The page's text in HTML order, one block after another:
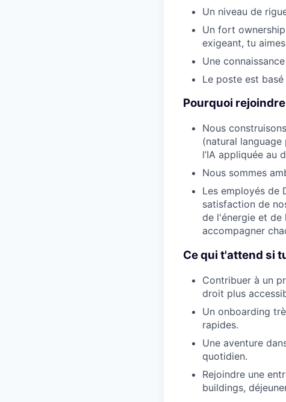
Un niveau de
Un fort
exigeant, tu
Une
Le poste est
Pourquoi
Nous
(natural language
l’IA appliquée
Nous sommes
Les employés de
satisfaction de
de l'énergie et de
accompagner
Ce qui t'attend si
Contribuer à un
droit plus
Un onboarding
rapides.
Une aventure
quotidien.
Rejoindre une
buildings,